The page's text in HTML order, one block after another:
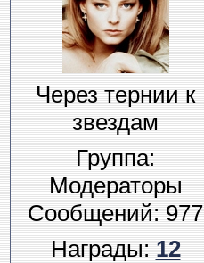
Через тернии к
звездам
Группа:
Модераторы
Сообщений:977
Награды:12